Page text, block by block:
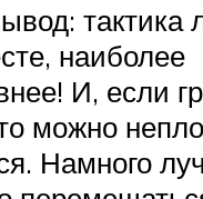
тактика
наиболее
И, если
можно
Намного